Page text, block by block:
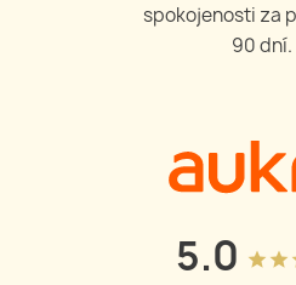
spokojenosti za
90 dní.
5.0 grade grade